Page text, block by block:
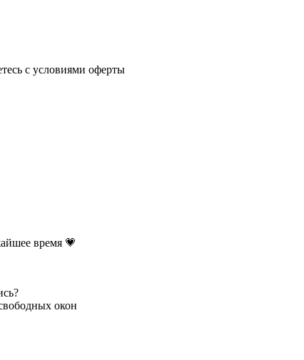
с условиями оферты
время 💗
окон